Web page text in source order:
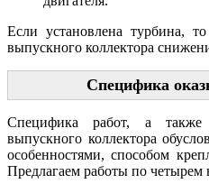
Если установлена турбина,
выпускного коллектора
Специфика
Специфика работ, а также
выпускного коллектора
особенностями, способом
Предлагаем работы по четырем